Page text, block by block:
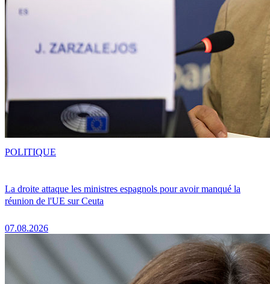
La droite attaque les ministres espagnols pour avoir manqué la
réunion de l'UE sur Ceuta
07.08.2026
POLITIQUE